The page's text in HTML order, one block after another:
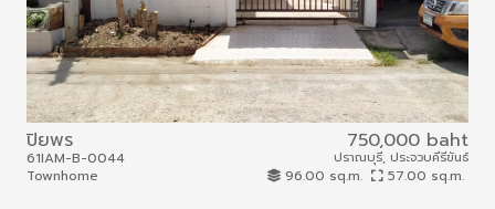
ปิยพร 750,000 baht
61IAM-B-0044
Townhome
ปราณบุรี, ประจวบคีรีขันธ์
96.00 sq.m. 57.00 sq.m.